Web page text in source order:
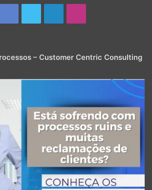
– Customer Centric Consulting